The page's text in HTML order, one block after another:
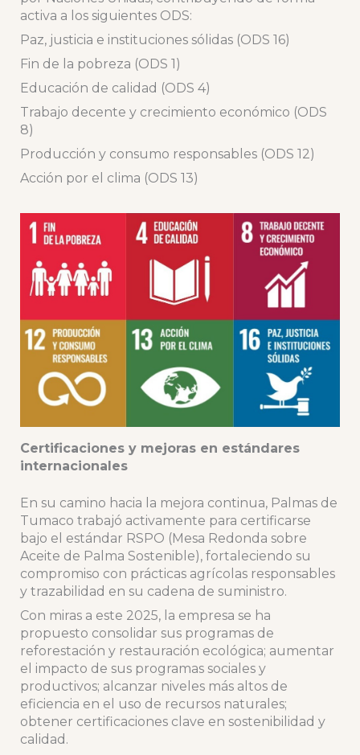
activa a los siguientes ODS:
Paz, justicia e instituciones sólidas (ODS 16)
Fin de la pobreza (ODS 1)
Educación de calidad (ODS 4)
Trabajo decente y crecimiento económico (ODS
8)
Producción y consumo responsables (ODS 12)
Acción por el clima (ODS 13)
Certificaciones y mejoras en estándares
internacionales
En su camino hacia la mejora continua, Palmas de
Tumaco trabajó activamente para certificarse
bajo el estándar RSPO (Mesa Redonda sobre
Aceite de Palma Sostenible), fortaleciendo su
compromiso con prácticas agrícolas responsables
y trazabilidad en su cadena de suministro.
Con miras a este 2025, la empresa se ha
propuesto consolidar sus programas de
reforestación y restauración ecológica; aumentar
el impacto de sus programas sociales y
productivos; alcanzar niveles más altos de
eficiencia en el uso de recursos naturales;
obtener certificaciones clave en sostenibilidad y
calidad.